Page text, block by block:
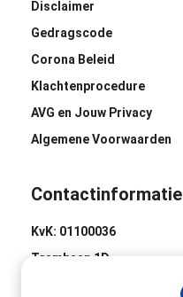
Disclaimer
Gedragscode
Corona Beleid
Klachtenprocedure
AVG en Jouw Privacy
Algemene Voorwaarden
Contactinformatie
KvK: 01100036
Trambaan 1D